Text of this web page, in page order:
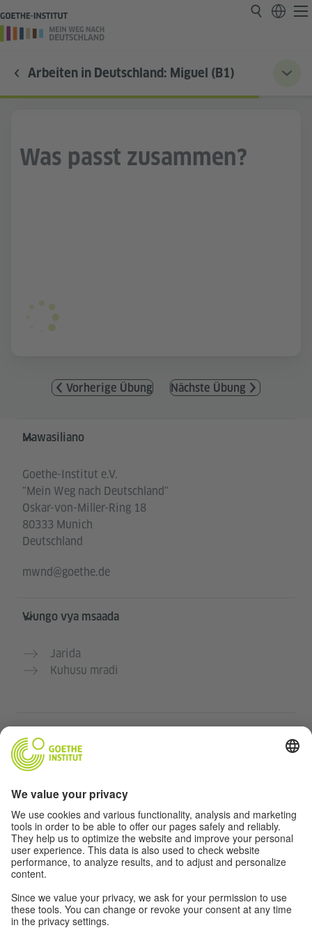
Arbeiten in Deutschland: Miguel (B1)
Was passt zusammen?
Vorherige Übung Nächste Übung
Service- und Informationsbereich
Mawasiliano
Goethe-Institut e.V.
"Mein Weg nach Deutschland"
Oskar-von-Miller-Ring 18
80333 Munich
Deutschland
mwnd@goethe.de
Viungo vya msaada
Jarida
Kuhusu mradi
Kozi za Kijerumani za Goethe-Institut
Tovuti ya walimu “Deutschstunde”
Faragha na Ufikiaji
Taratibu ya faragha